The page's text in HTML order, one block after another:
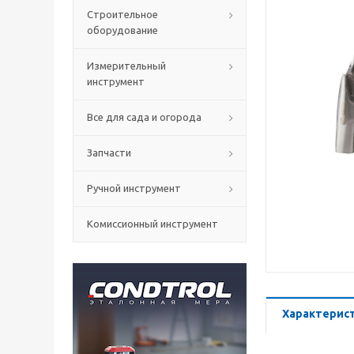
Строительное
оборудование
Измерительный
инструмент
Все для сада и огорода
Запчасти
Ручной инструмент
Комиссионный инструмент